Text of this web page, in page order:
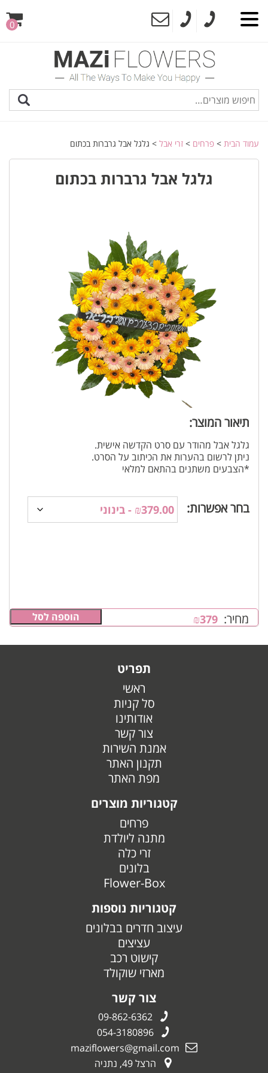
0
עמוד הבית > פרחים > זרי אבל > גלגל אבל גרברות בכתום
גלגל אבל גרברות בכתום
תיאור המוצר:
גלגל אבל מהודר עם סרט הקדשה אישית.
ניתן לרשום בהערות את הכיתוב על הסרט.
*הצבעים משתנים בהתאם למלאי
בחר אפשרות:
מחיר: ₪379 הוספה לסל
תפריט
ראשי
סל קניות
אודותינו
צור קשר
אמנת השירות
תקנון האתר
מפת האתר
קטגוריות מוצרים
פרחים
מתנה ליולדת
זרי כלה
בלונים
Flower-Box
קטגוריות נוספות
עיצוב חדרים בבלונים
עציצים
קישוט רכב
מארזי שוקולד
צור קשר
09-862-6362
054-3180896
maziflowers@gmail.com
הרצל 49, נתניה